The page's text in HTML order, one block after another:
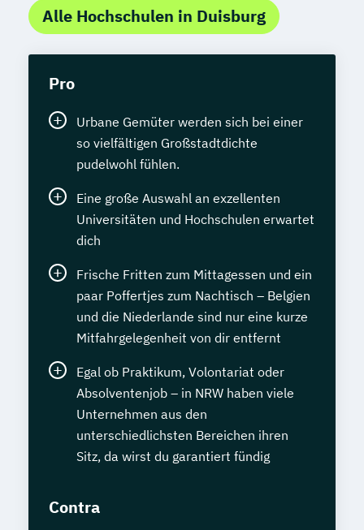
Alle Hochschulen in Duisburg
Pro
Urbane Gemüter werden sich bei einer
so vielfältigen Großstadtdichte
pudelwohl fühlen.
Eine große Auswahl an exzellenten
Universitäten und Hochschulen erwartet
dich
Frische Fritten zum Mittagessen und ein
paar Poffertjes zum Nachtisch – Belgien
und die Niederlande sind nur eine kurze
Mitfahrgelegenheit von dir entfernt
Egal ob Praktikum, Volontariat oder
Absolventenjob – in NRW haben viele
Unternehmen aus den
unterschiedlichsten Bereichen ihren
Sitz, da wirst du garantiert fündig
Contra